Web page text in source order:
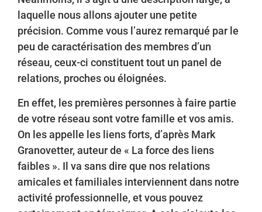
laquelle nous allons ajouter une petite
précision. Comme vous l’aurez remarqué par le
peu de caractérisation des membres d’un
réseau, ceux-ci constituent tout un panel de
relations, proches ou éloignées.
En effet, les premières personnes à faire partie
de votre réseau sont votre famille et vos amis.
On les appelle les liens forts, d’après Mark
Granovetter, auteur de « La force des liens
faibles ». Il va sans dire que nos relations
amicales et familiales interviennent dans notre
activité professionnelle, et vous pouvez